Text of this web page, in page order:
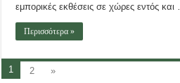
εμπορικές εκθέσεις σε χώρες εντός και
Περισσότερα »
1 2 »